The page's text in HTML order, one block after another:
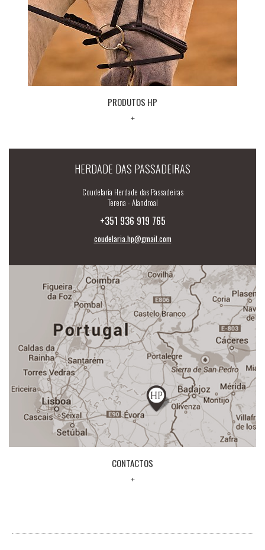
PRODUTOS HP
+
HERDADE DAS PASSADEIRAS
Coudelaria Herdade das Passadeiras
Terena - Alandroal
+351 936 919 765
coudelaria.hp@gmail.com
CONTACTOS
+